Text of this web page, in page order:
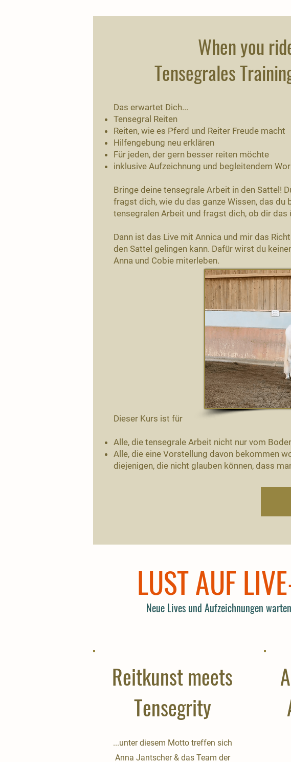
When you
Tensegrales
Das erwartet Dich...
Tensegral Reiten
Reiten, wie es Pferd und Reiter Freude macht
Hilfengebung neu erklären
Für jeden, der gern besser reiten möchte
inklusive Aufzeichnung und begleitendem
Bringe deine tensegrale Arbeit in den Sattel!
fragst dich, wie du das ganze Wissen, das
tensegralen Arbeit und fragst dich, ob dir
Dann ist das Live mit Annica und mir das
den Sattel gelingen kann. Dafür wirst du
Anna und Cobie miterleben.
Dieser Kurs ist für
Alle, die tensegrale Arbeit nicht nur vom
Alle, die eine Vorstellung davon bekommen
diejenigen, die nicht glauben können, dass
LUST AUF
Neue Lives und Aufzeichnungen
Reitkunst meets
Tensegrity
...unter diesem Motto treffen sich
Anna Jantscher & das Team der